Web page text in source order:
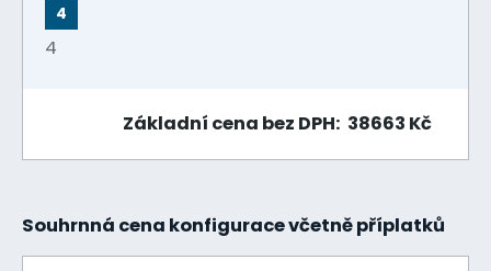
4
4
Základní cena bez DPH: 38663 Kč
Souhrnná cena konfigurace včetně příplatků